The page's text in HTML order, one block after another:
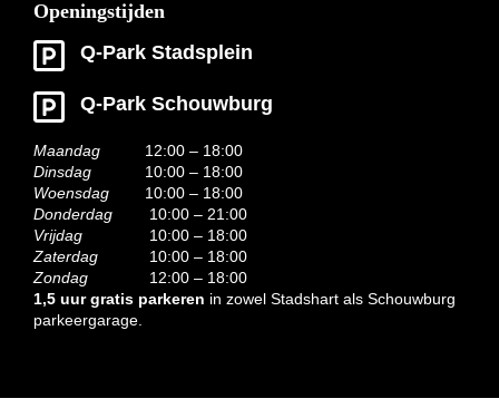
Openingstijden
Q-Park Stadsplein
Q-Park Schouwburg
Maandag
12:00 – 18:00
Dinsdag
10:00 – 18:00
Woensdag
10:00 – 18:00
Donderdag
10:00 – 21:00
Vrijdag
10:00 – 18:00
Zaterdag
10:00 – 18:00
Zondag
12:00 – 18:00
1,5 uur gratis parkeren in zowel Stadshart als Schouwburg
parkeergarage.